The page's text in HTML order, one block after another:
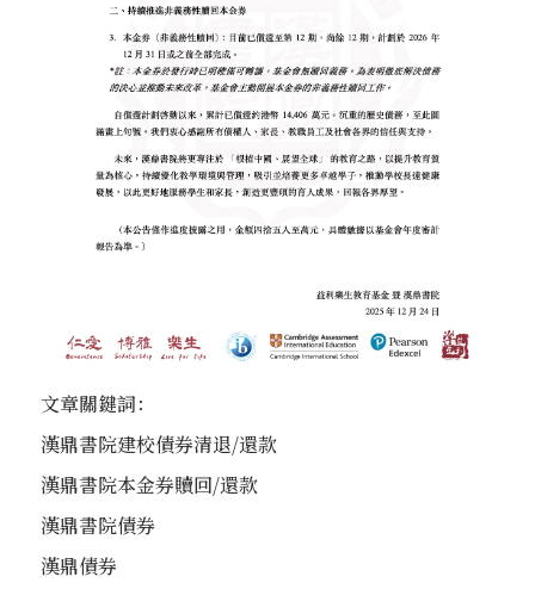
文章關鍵詞：
漢鼎書院建校債券清退/還款
漢鼎書院本金券贖回/還款
漢鼎書院債券
漢鼎債券